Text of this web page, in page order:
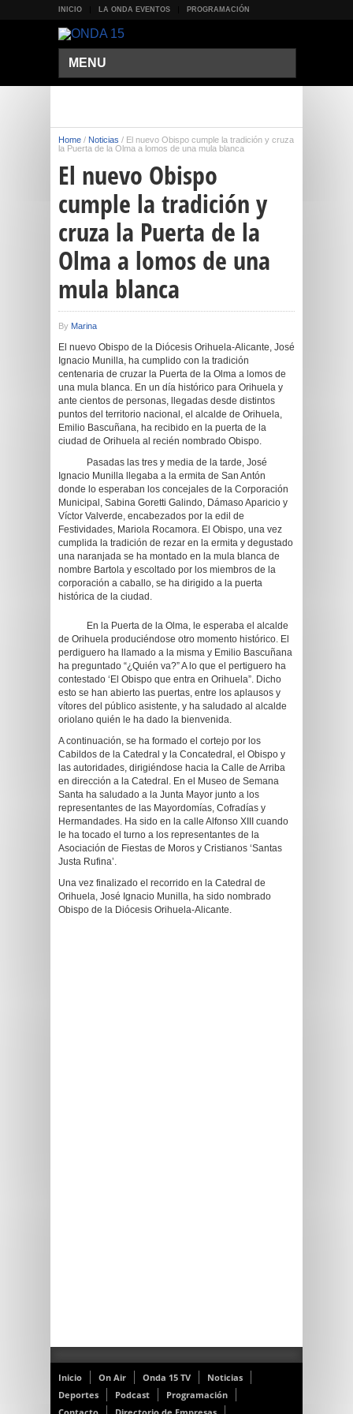
INICIO LA ONDA EVENTOS PROGRAMACIÓN
MENU
Home / Noticias / El nuevo Obispo cumple la tradición y cruza
la Puerta de la Olma a lomos de una mula blanca
El nuevo Obispo
cumple la tradición y
cruza la Puerta de la
Olma a lomos de una
mula blanca
By Marina
El nuevo Obispo de la Diócesis Orihuela-Alicante, José
Ignacio Munilla, ha cumplido con la tradición
centenaria de cruzar la Puerta de la Olma a lomos de
una mula blanca. En un día histórico para Orihuela y
ante cientos de personas, llegadas desde distintos
puntos del territorio nacional, el alcalde de Orihuela,
Emilio Bascuñana, ha recibido en la puerta de la
ciudad de Orihuela al recién nombrado Obispo.
Pasadas las tres y media de la tarde, José
Ignacio Munilla llegaba a la ermita de San Antón
donde lo esperaban los concejales de la Corporación
Municipal, Sabina Goretti Galindo, Dámaso Aparicio y
Víctor Valverde, encabezados por la edil de
Festividades, Mariola Rocamora. El Obispo, una vez
cumplida la tradición de rezar en la ermita y degustado
una naranjada se ha montado en la mula blanca de
nombre Bartola y escoltado por los miembros de la
corporación a caballo, se ha dirigido a la puerta
histórica de la ciudad.
En la Puerta de la Olma, le esperaba el alcalde
de Orihuela produciéndose otro momento histórico. El
perdiguero ha llamado a la misma y Emilio Bascuñana
ha preguntado “¿Quién va?” A lo que el pertiguero ha
contestado ‘El Obispo que entra en Orihuela”. Dicho
esto se han abierto las puertas, entre los aplausos y
vítores del público asistente, y ha saludado al alcalde
oriolano quién le ha dado la bienvenida.
A continuación, se ha formado el cortejo por los
Cabildos de la Catedral y la Concatedral, el Obispo y
las autoridades, dirigiéndose hacia la Calle de Arriba
en dirección a la Catedral. En el Museo de Semana
Santa ha saludado a la Junta Mayor junto a los
representantes de las Mayordomías, Cofradías y
Hermandades. Ha sido en la calle Alfonso XIII cuando
le ha tocado el turno a los representantes de la
Asociación de Fiestas de Moros y Cristianos ‘Santas
Justa Rufina’.
Una vez finalizado el recorrido en la Catedral de
Orihuela, José Ignacio Munilla, ha sido nombrado
Obispo de la Diócesis Orihuela-Alicante.
Inicio On Air Onda 15 TV
Noticias
Deportes
Podcast
Programación